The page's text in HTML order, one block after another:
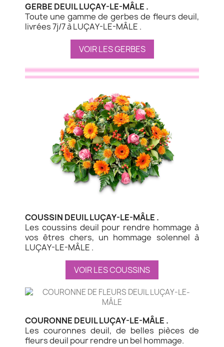
GERBE DEUIL LUÇAY-LE-MÂLE .
Toute une gamme de gerbes de fleurs deuil,
livrées 7j/7 à LUÇAY-LE-MÂLE .
VOIR LES GERBES
COUSSIN DEUIL LUÇAY-LE-MÂLE .
Les coussins deuil pour rendre hommage à
vos êtres chers, un hommage solennel à
LUÇAY-LE-MÂLE .
VOIR LES COUSSINS
COURONNE DEUIL LUÇAY-LE-MÂLE .
Les couronnes deuil, de belles pièces de
fleurs deuil pour rendre un bel hommage.